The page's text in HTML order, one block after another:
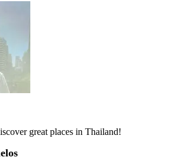
great places in Thailand!